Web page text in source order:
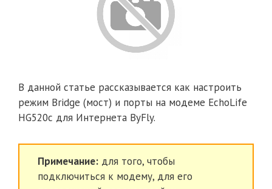
В данной статье рассказывается как настроить
режим Bridge (мост) и порты на модеме EchoLife
HG520c для Интернета ByFly.
Примечание: для того, чтобы
подключиться к модему, для его